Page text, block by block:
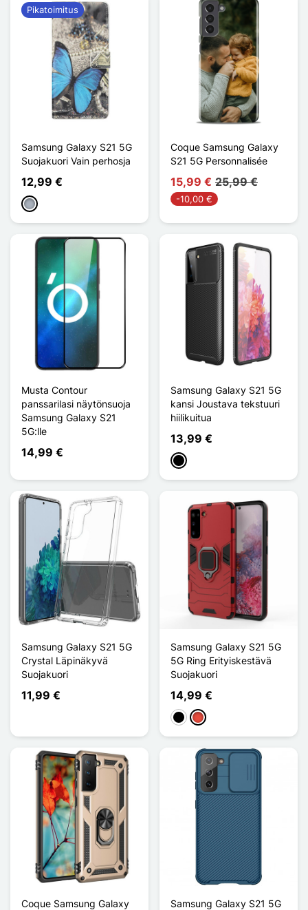
Samsung Galaxy S21 5G
Suojakuori Vain perhosja
12,99 €
Harmaa
Pikatoimitus
Coque Samsung Galaxy
S21 5G Personnalisée
15,99 € 25,99 €
-10,00 €
Musta Contour
panssarilasi näytönsuoja
Samsung Galaxy S21
5G:lle
14,99 €
Samsung Galaxy S21 5G
kansi Joustava tekstuuri
hiilikuitua
13,99 €
Musta
Samsung Galaxy S21 5G
Crystal Läpinäkyvä
Suojakuori
11,99 €
Samsung Galaxy S21 5G
5G Ring Erityiskestävä
Suojakuori
14,99 €
MustaPunainen
Coque Samsung Galaxy
Samsung Galaxy S21 5G